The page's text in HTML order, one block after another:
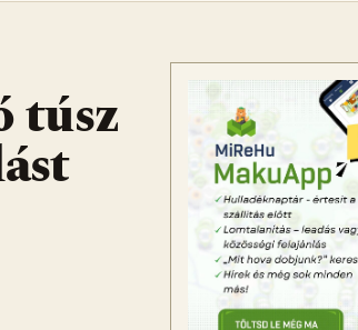
túsz